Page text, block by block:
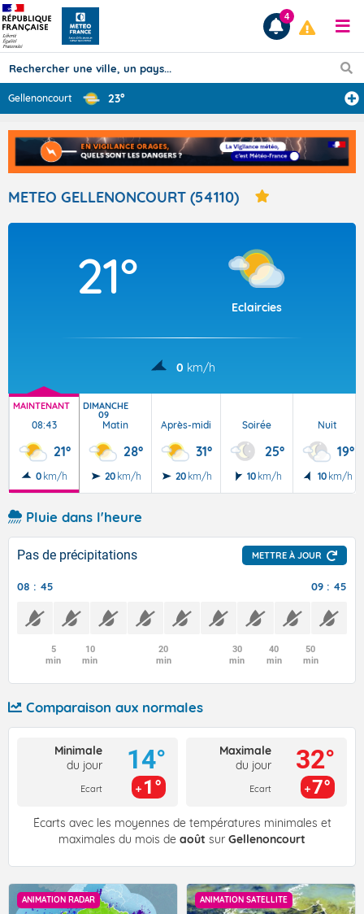
Prévisions
TOUS LES RÉSULTATS
Articles
4
Gellenoncourt 23°
METEO GELLENONCOURT (54110)
21°
Eclaircies
0 km/h
MAINTENANT
08:43
21°
0 km/h
DIMANCHE
09
Matin
28°
20 km/h
Après-midi
31°
20 km/h
Soirée
25°
10 km/h
Nuit
19°
10 km/h
Pluie dans l'heure
Pas de précipitations METTRE À JOUR
08 : 45 09 : 45
5
min
10
min
20
min
30
min
40
min
50
min
Comparaison aux normales
Minimale
du jour
Ecart
14°
1°
Maximale
du jour
Ecart
32°
7°
Écarts avec les moyennes de températures minimales et
maximales du mois de août sur Gellenoncourt
ANIMATION RADAR ANIMATION SATELLITE